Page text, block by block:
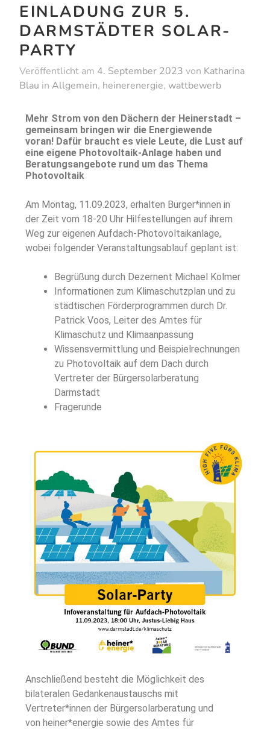
EINLADUNG ZUR 5.
DARMSTÄDTER SOLAR-
PARTY
Veröffentlicht am 4. September 2023 von Katharina
Blau in Allgemein, heinerenergie, wattbewerb
Mehr Strom von den Dächern der Heinerstadt –
gemeinsam bringen wir die Energiewende
voran! Dafür braucht es viele Leute, die Lust auf
eine eigene Photovoltaik-Anlage haben und
Beratungsangebote rund um das Thema
Photovoltaik
Am Montag, 11.09.2023, erhalten Bürger*innen in
der Zeit vom 18-20 Uhr Hilfestellungen auf ihrem
Weg zur eigenen Aufdach-Photovoltaikanlage,
wobei folgender Veranstaltungsablauf geplant ist:
Begrüßung durch Dezernent Michael Kolmer
Informationen zum Klimaschutzplan und zu
städtischen Förderprogrammen durch Dr.
Patrick Voos, Leiter des Amtes für
Klimaschutz und Klimaanpassung
Wissensvermittlung und Beispielrechnungen
zu Photovoltaik auf dem Dach durch
Vertreter der Bürgersolarberatung
Darmstadt
Fragerunde
Anschließend besteht die Möglichkeit des
bilateralen Gedankenaustauschs mit
Vertreter*innen der Bürgersolarberatung und
von heiner*energie sowie des Amtes für